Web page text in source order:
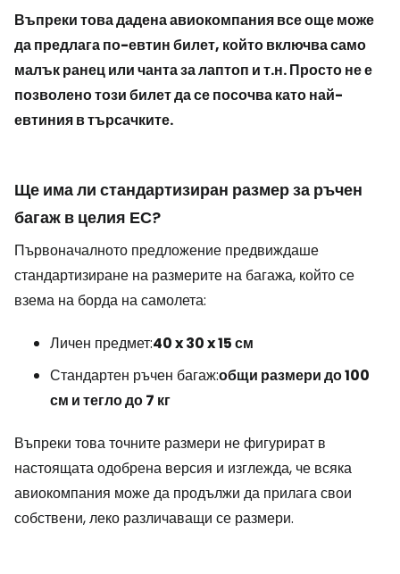
Въпреки това дадена авиокомпания все още може
да предлага по-евтин билет, който включва само
малък ранец или чанта за лаптоп и т.н. Просто не е
позволено този билет да се посочва като най-
евтиния в търсачките.
Ще има ли стандартизиран размер за ръчен
багаж в целия ЕС?
Първоначалното предложение предвиждаше
стандартизиране на размерите на багажа, който се
взема на борда на самолета:
Личен предмет:40 x 30 x 15 см
Стандартен ръчен багаж:общи размери до 100
см и тегло до 7 кг
Въпреки това точните размери не фигурират в
настоящата одобрена версия и изглежда, че всяка
авиокомпания може да продължи да прилага свои
собствени, леко различаващи се размери.